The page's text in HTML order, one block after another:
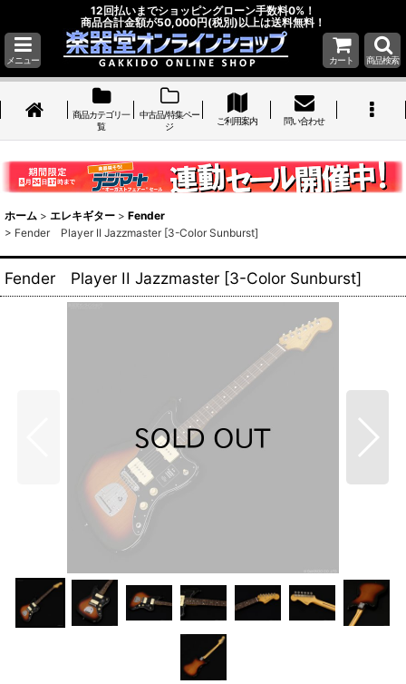
12回払いまでショッピングローン手数料0%！
商品合計金額が50,000円(税別)以上は送料無料！
メニュー カート 商品検索
商品カテゴリ一
覧
中古品/特集ペー
ジ
ご利用案内 問い合わせ
ホーム > エレキギター > Fender
> Fender Player II Jazzmaster [3-Color Sunburst]
Fender Player II Jazzmaster [3-Color Sunburst]